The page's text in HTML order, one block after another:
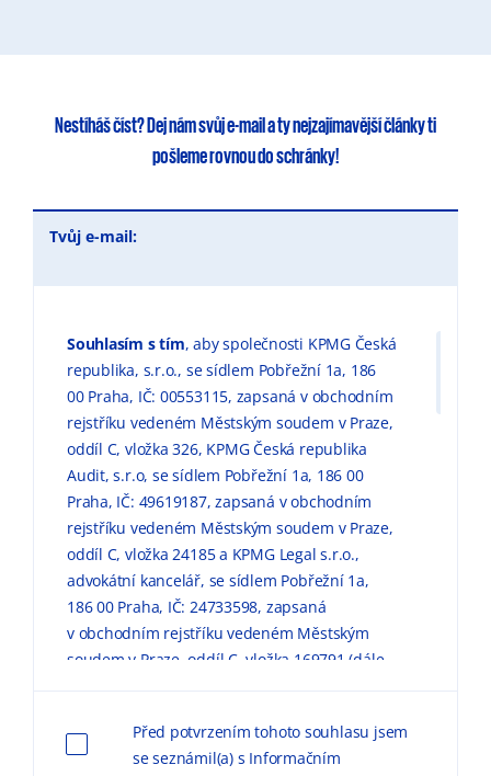
Nestíháš číst?Dej nám svůj e-maila tynejzajímavější článkyti
pošleme rovnou do schránky!
Tvůj e-mail:
Souhlasím s tím, aby společnosti KPMG Česká
republika, s.r.o., se sídlem Pobřežní 1a, 186
00 Praha, IČ: 00553115, zapsaná v obchodním
rejstříku vedeném Městským soudem v Praze,
oddíl C, vložka 326, KPMG Česká republika
Audit, s.r.o, se sídlem Pobřežní 1a, 186 00
Praha, IČ: 49619187, zapsaná v obchodním
rejstříku vedeném Městským soudem v Praze,
oddíl C, vložka 24185 a KPMG Legal s.r.o.,
advokátní kancelář, se sídlem Pobřežní 1a,
186 00 Praha, IČ: 24733598, zapsaná
v obchodním rejstříku vedeném Městským
soudem v Praze, oddíl C, vložka 169791 (dále
způsobem, v rozsahu a za podmínek
uvedených níže a vInformačním memorandu
Před potvrzením tohoto souhlasu jsem
se seznámil(a) s Informačním